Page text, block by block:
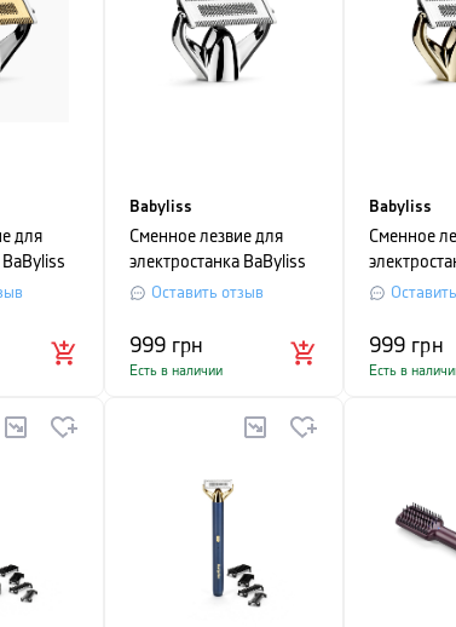
для
BaByliss
Babyliss
Сменное лезвие для
электростанка BaByliss
X-Blade
Оставить отзыв
999 грн
Есть в наличии
Babyliss
Сменное
X-Blade
999 грн
Есть в